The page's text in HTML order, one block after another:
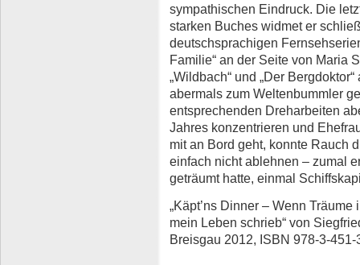
sympathischen Eindruck. Die
starken Buches widmet er
deutschsprachigen
Familie“ an der Seite von Maria
„Wildbach“ und „Der
abermals zum Weltenbummler
entsprechenden Dreharbeiten
Jahres konzentrieren und
mit an Bord geht, konnte Rauch
einfach nicht ablehnen – zumal
geträumt hatte, einmal
„Käpt’ns Dinner – Wenn
mein Leben schrieb“ von
Breisgau 2012, ISBN 978-3-451-